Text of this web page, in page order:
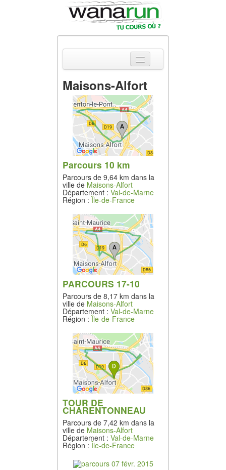
Actualités
Equipements &
Tests
Parcours &
Courses
Outils & Réseaux
Maisons-Alfort
Parcours 10 km
Parcours de 9,64 km dans la
ville de Maisons-Alfort
Département : Val-de-Marne
Région : Île-de-France
PARCOURS 17-10
Parcours de 8,17 km dans la
ville de Maisons-Alfort
Département : Val-de-Marne
Région : Île-de-France
TOUR DE
CHARENTONNEAU
Parcours de 7,42 km dans la
ville de Maisons-Alfort
Département : Val-de-Marne
Région : Île-de-France